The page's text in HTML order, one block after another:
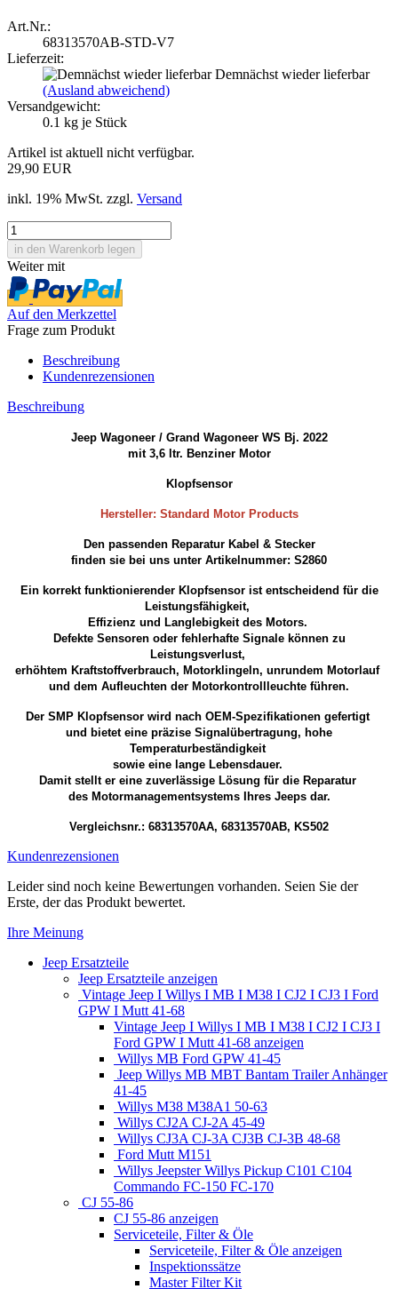
Art.Nr.:
68313570AB-STD-V7
Lieferzeit:
Demnächst wieder lieferbar
(Ausland abweichend)
Versandgewicht:
0.1 kg je Stück
Artikel ist aktuell nicht verfügbar.
29,90 EUR
inkl. 19% MwSt. zzgl. Versand
Weiter mit
Auf den Merkzettel
Frage zum Produkt
Beschreibung
Kundenrezensionen
Beschreibung
Jeep Wagoneer / Grand Wagoneer WS Bj. 2022
mit 3,6 ltr. Benziner Motor
Klopfsensor
Hersteller: Standard Motor Products
Den passenden Reparatur Kabel & Stecker
finden sie bei uns unter Artikelnummer: S2860
Ein korrekt funktionierender Klopfsensor ist entscheidend für die
Leistungsfähigkeit,
Effizienz und Langlebigkeit des Motors.
Defekte Sensoren oder fehlerhafte Signale können zu
Leistungsverlust,
erhöhtem Kraftstoffverbrauch, Motorklingeln, unrundem Motorlauf
und dem Aufleuchten der Motorkontrollleuchte führen.
Der SMP Klopfsensor wird nach OEM-Spezifikationen gefertigt
und bietet eine präzise Signalübertragung, hohe
Temperaturbeständigkeit
sowie eine lange Lebensdauer.
Damit stellt er eine zuverlässige Lösung für die Reparatur
des Motormanagementsystems Ihres Jeeps dar.
Vergleichsnr.: 68313570AA, 68313570AB, KS502
Kundenrezensionen
Leider sind noch keine Bewertungen vorhanden. Seien Sie der
Erste, der das Produkt bewertet.
Ihre Meinung
Jeep Ersatzteile
Jeep Ersatzteile anzeigen
Vintage Jeep I Willys I MB I M38 I CJ2 I CJ3 I Ford
GPW I Mutt 41-68
Vintage Jeep I Willys I MB I M38 I CJ2 I CJ3 I
Ford GPW I Mutt 41-68 anzeigen
Willys MB Ford GPW 41-45
Jeep Willys MB MBT Bantam Trailer Anhänger
41-45
Willys M38 M38A1 50-63
Willys CJ2A CJ-2A 45-49
Willys CJ3A CJ-3A CJ3B CJ-3B 48-68
Ford Mutt M151
Willys Jeepster Willys Pickup C101 C104
Commando FC-150 FC-170
CJ 55-86
CJ 55-86 anzeigen
Serviceteile, Filter & Öle
Serviceteile, Filter & Öle anzeigen
Inspektionssätze
Master Filter Kit